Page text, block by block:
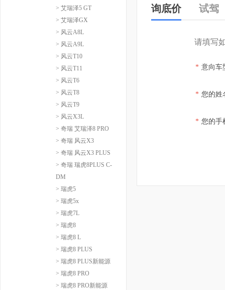
> 艾瑞泽5 GT
> 艾瑞泽GX
> 风云A8L
> 风云A9L
> 风云T10
> 风云T11
> 风云T6
> 风云T8
> 风云T9
> 风云X3L
> 奇瑞 艾瑞泽8 PRO
> 奇瑞 风云X3
> 奇瑞 风云X3 PLUS
> 奇瑞 瑞虎8PLUS C-
DM
> 瑞虎5
> 瑞虎5x
> 瑞虎7L
> 瑞虎8
> 瑞虎8 L
> 瑞虎8 PLUS
> 瑞虎8 PLUS新能源
> 瑞虎8 PRO
> 瑞虎8 PRO新能源
询底价 试驾
请填写
* 意向车
* 您的姓
* 您的手